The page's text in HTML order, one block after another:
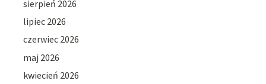
sierpień 2026
lipiec 2026
czerwiec 2026
maj 2026
kwiecień 2026